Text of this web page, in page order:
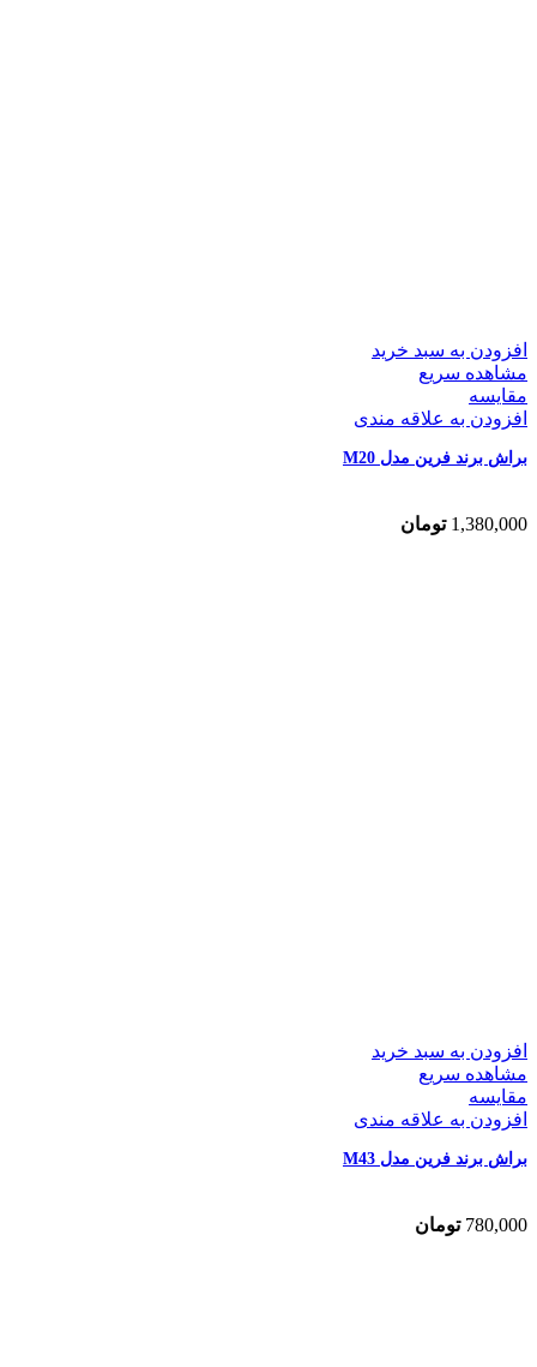
افزودن به سبد خرید
مشاهده سریع
مقایسه
افزودن به علاقه مندی
براش برند فرین مدل M20
1,380,000 تومان
افزودن به سبد خرید
مشاهده سریع
مقایسه
افزودن به علاقه مندی
براش برند فرین مدل M43
780,000 تومان